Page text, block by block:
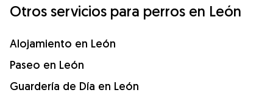
Otros servicios para perros en León
Alojamiento en León
Paseo en León
Guardería de Día en León